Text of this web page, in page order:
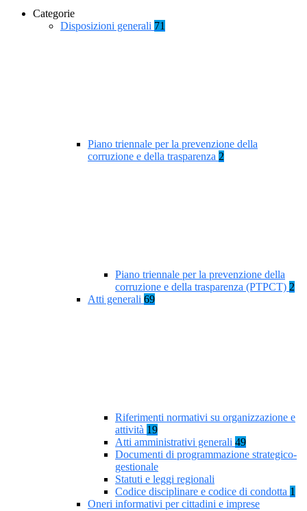
Categorie
Disposizioni generali 71
Piano triennale per la prevenzione della
corruzione e della trasparenza 2
Piano triennale per la prevenzione della
corruzione e della trasparenza (PTPCT) 2
Atti generali 69
Riferimenti normativi su organizzazione e
attività 19
Atti amministrativi generali 49
Documenti di programmazione strategico-
gestionale
Statuti e leggi regionali
Codice disciplinare e codice di condotta 1
Oneri informativi per cittadini e imprese